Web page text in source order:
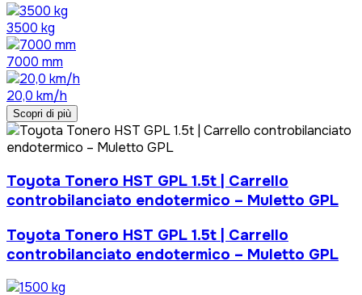
3500 kg
7000 mm
20,0 km/h
Scopri di più
Toyota Tonero HST GPL 1.5t | Carrello
controbilanciato endotermico – Muletto GPL
Toyota Tonero HST GPL 1.5t | Carrello
controbilanciato endotermico – Muletto GPL